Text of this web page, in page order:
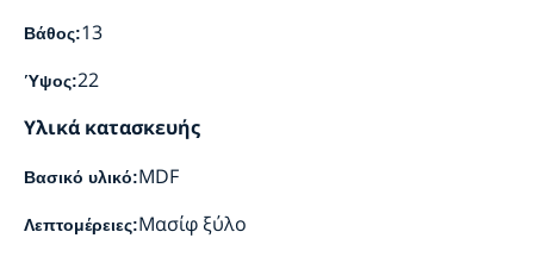
Βάθος:13
Ύψος:22
Υλικά κατασκευής
Βασικό υλικό:MDF
Λεπτομέρειες:Μασίφ ξύλο